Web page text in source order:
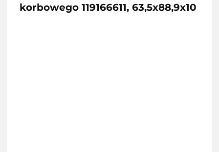
korbowego 119166611, 63,5x88,9x10